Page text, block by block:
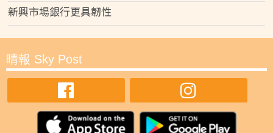
新興市場銀行更具韌性
晴報 Sky Post